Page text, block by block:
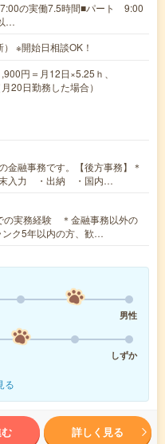
の実働7.5時間■パート 9:00
…
※開始日相談OK！
円＝月12日×5.25ｈ、
20日勤務した場合）
金融事務です。【後方事務】＊
入力 ・出納 ・国内…
の実務経験 ＊金融事務以外の
ク5年以内の方、歓…
男性
しずか
る
詳しく見る